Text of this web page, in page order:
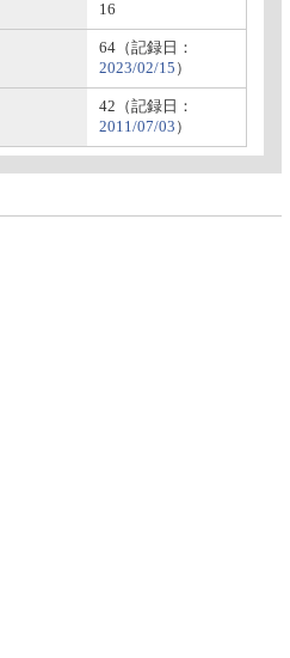
16
64（記録日：
2023/02/15 ）
42（記録日：
2011/07/03 ）